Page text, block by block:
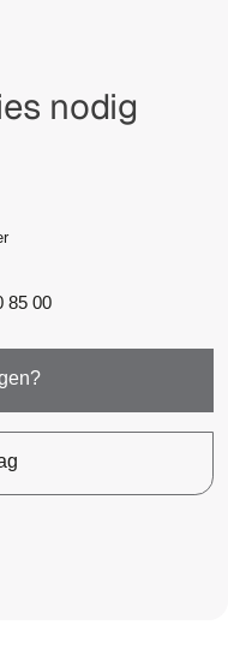
nodig
85 00